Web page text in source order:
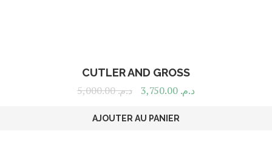
CUTLER AND GROSS
د.م.5,000.00 د.م.
AJOUTER AU PANIER